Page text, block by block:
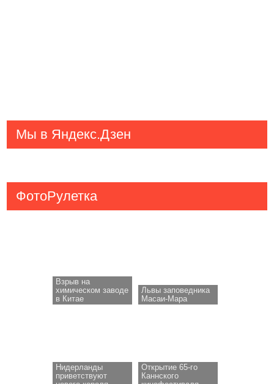
Мы в Яндекс.Дзен
ФотоРулетка
Взрыв на
химическом заводе
в Китае
Львы заповедника
Масаи-Мара
Нидерланды
приветствуют
Открытие 65-го
Каннского